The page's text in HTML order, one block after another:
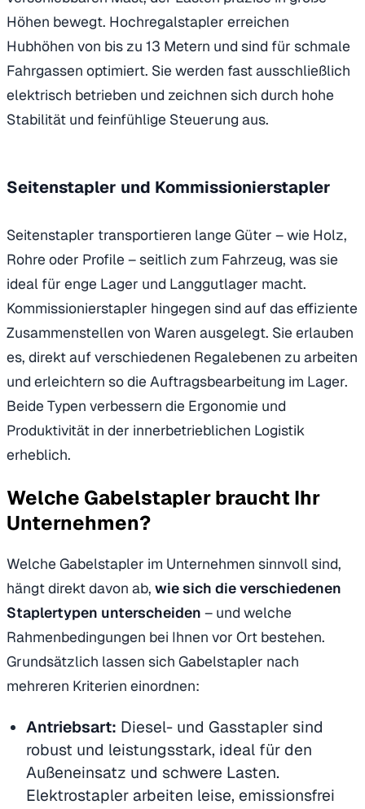
Höhen bewegt. Hochregalstapler erreichen
Hubhöhen von bis zu 13 Metern und sind für schmale
Fahrgassen optimiert. Sie werden fast ausschließlich
elektrisch betrieben und zeichnen sich durch hohe
Stabilität und feinfühlige Steuerung aus.
Seitenstapler und Kommissionierstapler
Seitenstapler transportieren lange Güter – wie Holz,
Rohre oder Profile – seitlich zum Fahrzeug, was sie
ideal für enge Lager und Langgutlager macht.
Kommissionierstapler hingegen sind auf das effiziente
Zusammenstellen von Waren ausgelegt. Sie erlauben
es, direkt auf verschiedenen Regalebenen zu arbeiten
und erleichtern so die Auftragsbearbeitung im Lager.
Beide Typen verbessern die Ergonomie und
Produktivität in der innerbetrieblichen Logistik
erheblich.
Welche Gabelstapler braucht Ihr
Unternehmen?
Welche Gabelstapler im Unternehmen sinnvoll sind,
hängt direkt davon ab, wie sich die verschiedenen
Staplertypen unterscheiden – und welche
Rahmenbedingungen bei Ihnen vor Ort bestehen.
Grundsätzlich lassen sich Gabelstapler nach
mehreren Kriterien einordnen:
Antriebsart: Diesel- und Gasstapler sind
robust und leistungsstark, ideal für den
Außeneinsatz und schwere Lasten.
Elektrostapler arbeiten leise, emissionsfrei